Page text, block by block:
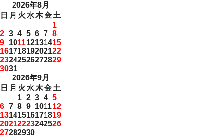
2026年8月
日 月 火 水木金土
1
2 3 4 5 6 7 8
9 101112131415
16171819202122
23242526272829
3031
2026年9月
日 月 火 水木金土
1 2 3 4 5
6 7 8 9 101112
13141516171819
20212223242526
27282930